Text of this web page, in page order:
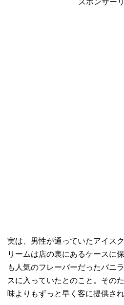
スポンサー
実は、男性が通っていたアイス
リームは店の裏にあるケースに
も人気のフレーバーだったバニ
スに入っていたとのこと。その
味よりもずっと早く客に提供され